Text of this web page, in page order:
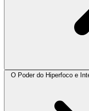
O Poder do Hiperfoco e